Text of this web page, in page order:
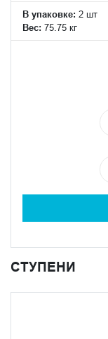
В упаковке: 2 шт
Вес: 75.75 кг
СТУПЕНИ